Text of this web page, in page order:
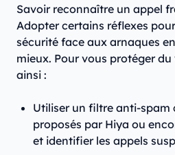
Savoir reconnaître un appel
Adopter certains réflexes
sécurité face aux arnaques
mieux. Pour vous protéger
ainsi :
Utiliser un filtre anti-spam
proposés par Hiya ou
et identifier les appels